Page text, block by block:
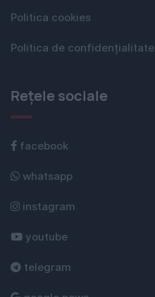
Politica cookies
Politica de confidențialitate
Rețele sociale
facebook
whatsapp
instagram
youtube
telegram